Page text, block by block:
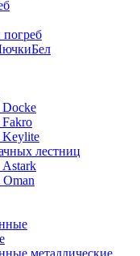
Keylite
лестниц
металлические